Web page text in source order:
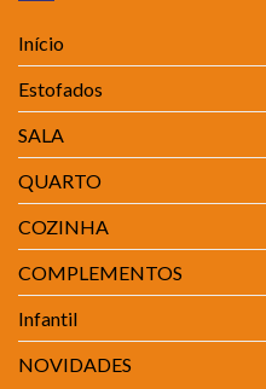
Início
Estofados
SALA
QUARTO
COZINHA
COMPLEMENTOS
Infantil
NOVIDADES